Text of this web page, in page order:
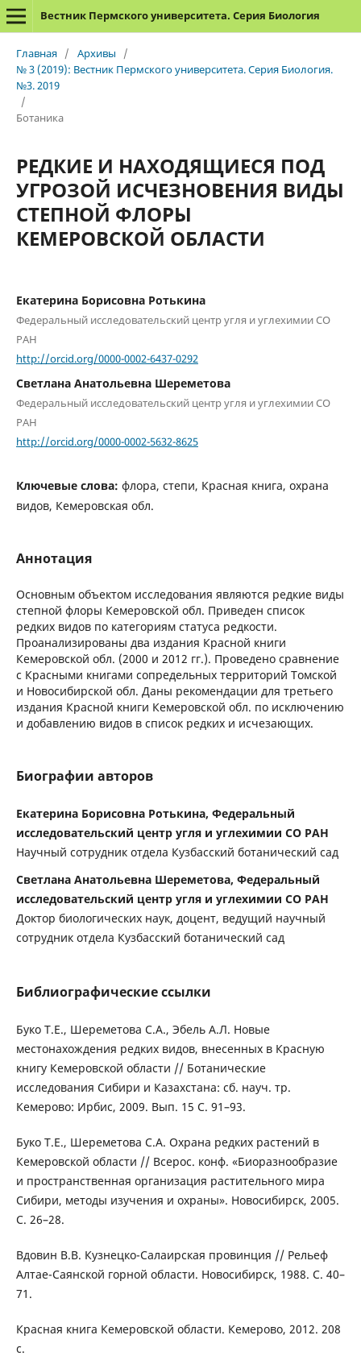
Вестник Пермского университета. Серия Биология
Главная / Архивы
/
№ 3 (2019): Вестник Пермского университета. Серия Биология.
№3. 2019
/
Ботаника
РЕДКИЕ И НАХОДЯЩИЕСЯ ПОД
УГРОЗОЙ ИСЧЕЗНОВЕНИЯ ВИДЫ
СТЕПНОЙ ФЛОРЫ
КЕМЕРОВСКОЙ ОБЛАСТИ
Екатерина Борисовна Ротькина
Федеральный исследовательский центр угля и углехимии СО
РАН
http://orcid.org/0000-0002-6437-0292
Светлана Анатольевна Шереметова
Федеральный исследовательский центр угля и углехимии СО
РАН
http://orcid.org/0000-0002-5632-8625
Ключевые слова: флора, степи, Красная книга, охрана
видов, Кемеровская обл.
Аннотация
Основным объектом исследования являются редкие виды
степной флоры Кемеровской обл. Приведен список
редких видов по категориям статуса редкости.
Проанализированы два издания Красной книги
Кемеровской обл. (2000 и 2012 гг.). Проведено сравнение
с Красными книгами сопредельных территорий Томской
и Новосибирской обл. Даны рекомендации для третьего
издания Красной книги Кемеровской обл. по исключению
и добавлению видов в список редких и исчезающих.
Биографии авторов
Екатерина Борисовна Ротькина, Федеральный
исследовательский центр угля и углехимии СО РАН
Научный сотрудник отдела Кузбасский ботанический сад
Светлана Анатольевна Шереметова, Федеральный
исследовательский центр угля и углехимии СО РАН
Доктор биологических наук, доцент, ведущий научный
сотрудник отдела Кузбасский ботанический сад
Библиографические ссылки
Буко Т.Е., Шереметова С.А., Эбель А.Л. Новые
местонахождения редких видов, внесенных в Красную
книгу Кемеровской области // Ботанические
исследования Сибири и Казахстана: сб. науч. тр.
Кемерово: Ирбис, 2009. Вып. 15 С. 91–93.
Буко Т.Е., Шереметова С.А. Охрана редких растений в
Кемеровской области // Всерос. конф. «Биоразнообразие
и пространственная организация растительного мира
Сибири, методы изучения и охраны». Новосибирск, 2005.
С. 26–28.
Вдовин В.В. Кузнецко-Салаирская провинция // Рельеф
Алтае-Саянской горной области. Новосибирск, 1988. С. 40–
71.
Красная книга Кемеровской области. Кемерово, 2012. 208
с.